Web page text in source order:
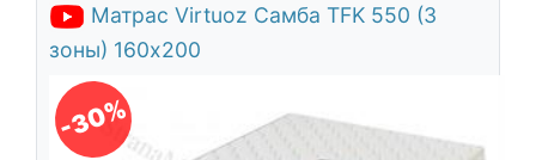
Матрас Virtuoz Самба TFK 550 (3
зоны) 160х200
-30%